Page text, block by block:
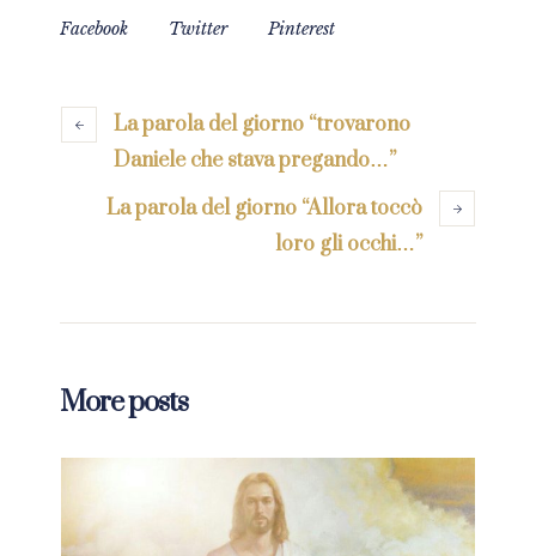
Facebook Twitter Pinterest
La parola del giorno “trovarono
Daniele che stava pregando…”
La parola del giorno “Allora toccò
loro gli occhi…”
More posts